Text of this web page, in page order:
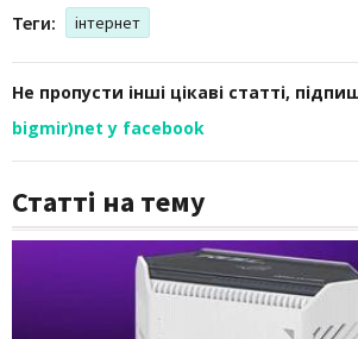
Теги: інтернет
Не пропусти інші цікаві статті,
bigmir)net у facebook
Статті на тему